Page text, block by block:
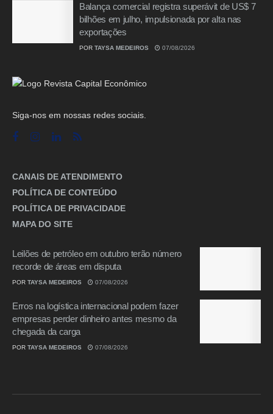
Balança comercial registra superávit de US$ 7
bilhões em julho, impulsionada por alta nas
exportações
POR TAYSA MEDEIROS 07/08/2026
Siga-nos em nossas redes sociais.
CANAIS DE ATENDIMENTO
POLÍTICA DE CONTEÚDO
POLÍTICA DE PRIVACIDADE
MAPA DO SITE
Leilões de petróleo em outubro terão número
recorde de áreas em disputa
POR TAYSA MEDEIROS 07/08/2026
Erros na logística internacional podem fazer
empresas perder dinheiro antes mesmo da
chegada da carga
POR TAYSA MEDEIROS 07/08/2026